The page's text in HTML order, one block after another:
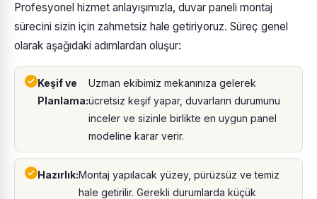
Profesyonel hizmet anlayışımızla, duvar paneli montaj
sürecini sizin için zahmetsiz hale getiriyoruz. Süreç genel
olarak aşağıdaki adımlardan oluşur:
Keşif ve
Planlama:
Uzman ekibimiz mekanınıza gelerek
ücretsiz keşif yapar, duvarların durumunu
inceler ve sizinle birlikte en uygun panel
modeline karar verir.
Hazırlık:Montaj yapılacak yüzey, pürüzsüz ve temiz
hale getirilir. Gerekli durumlarda küçük